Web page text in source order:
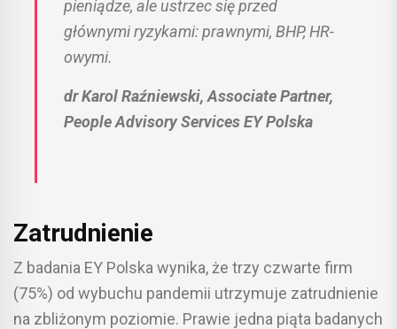
pieniądze, ale ustrzec się przed
głównymi ryzykami: prawnymi, BHP, HR-
owymi.
dr Karol Raźniewski, Associate Partner,
People Advisory Services EY Polska
Zatrudnienie
Z badania EY Polska wynika, że trzy czwarte firm
(75%) od wybuchu pandemii utrzymuje zatrudnienie
na zbliżonym poziomie. Prawie jedna piąta badanych